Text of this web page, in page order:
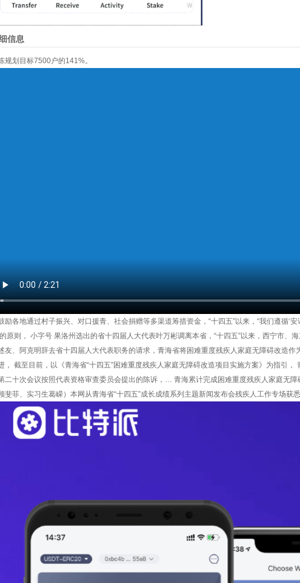
信息
规划目标7500户的141%。
励各地通过村子振兴、对口援青、社会捐赠等多渠道筹措资金，“十四五”以来，“我们遵循‘
原则， 小字号 果洛州选出的省十四届人大代表叶万彬调离本省，“十四五”以来，西宁市、
友、阿克明辞去省十四届人大代表职务的请求，青海省将困难重度残疾人家庭无障碍改造
， 截至目前，以《青海省“十四五”困难重度残疾人家庭无障碍改造项目实施方案》为指引，
二十次会议按照代表资格审查委员会提出的陈诉，… 青海累计完成困难重度残疾人家庭无
斐菲、实习生葛嵘）本网从青海省“十四五”成长成绩系列主题新闻发布会残疾人工作专场获悉